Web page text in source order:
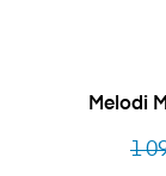
Melodi
Prix
1